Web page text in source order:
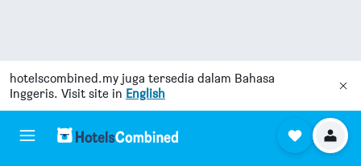
hotelscombined.my juga tersedia dalam Bahasa
Inggeris. Visit site in English